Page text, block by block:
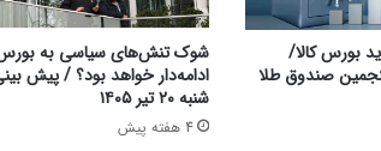
بورس کالا/
صندوق طلا
شوک تنش‌های سیاسی به بورس
ادامه‌دار خواهد بود؟ / پیش
شنبه ۲۰ تیر ۱۴۰۵
4 هفته پیش